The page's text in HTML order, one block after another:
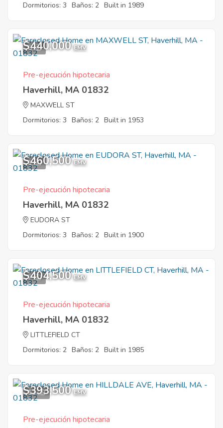
Dormitorios: 3 Baños: 2 Built in 1989
6
$440,000 EMV
Pre-ejecución hipotecaria
Haverhill, MA 01832
MAXWELL ST
Dormitorios: 3 Baños: 2 Built in 1953
1
$460,500 EMV
Pre-ejecución hipotecaria
Haverhill, MA 01832
EUDORA ST
Dormitorios: 3 Baños: 2 Built in 1900
7
$404,500 EMV
Pre-ejecución hipotecaria
Haverhill, MA 01832
LITTLEFIELD CT
Dormitorios: 2 Baños: 2 Built in 1985
11
$393,500 EMV
Pre-ejecución hipotecaria